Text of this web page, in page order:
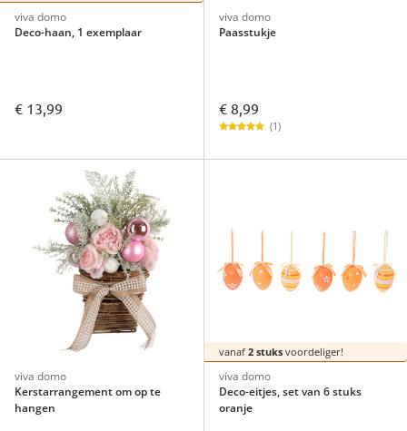
viva domo
Deco-haan, 1 exemplaar
€ 13,99
viva domo
Paasstukje
€ 8,99
(1)
viva domo
Kerstarrangement om op te
hangen
vanaf 2 stuksvoordeliger!
viva domo
Deco-eitjes, set van 6 stuks
oranje